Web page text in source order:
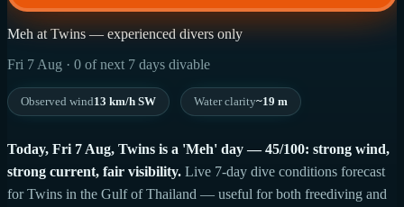
Meh at Twins — experienced divers only
Fri 7 Aug · 0 of next 7 days divable
Observed wind13 km/h SW Water clarity~19 m
Today, Fri 7 Aug, Twins is a 'Meh' day — 45/100: strong wind,
strong current, fair visibility. Live 7-day dive conditions forecast
for Twins in the Gulf of Thailand — useful for both freediving and